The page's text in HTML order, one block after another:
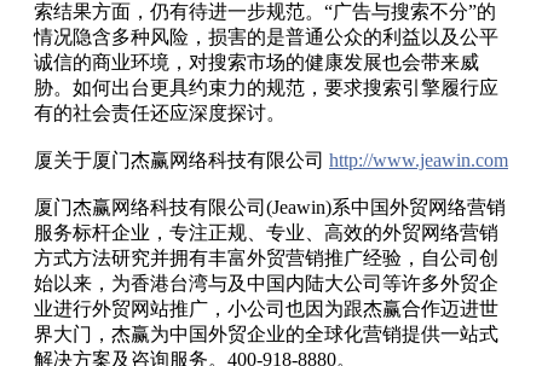
索结果方面，仍有待进一步规范。“广告与搜索不分”的
情况隐含多种风险，损害的是普通公众的利益以及公平
诚信的商业环境，对搜索市场的健康发展也会带来威
胁。如何出台更具约束力的规范，要求搜索引擎履行应
有的社会责任还应深度探讨。
厦关于厦门杰赢网络科技有限公司 http://www.jeawin.com
厦门杰赢网络科技有限公司(Jeawin)系中国外贸网络营销
服务标杆企业，专注正规、专业、高效的外贸网络营销
方式方法研究并拥有丰富外贸营销推广经验，自公司创
始以来，为香港台湾与及中国内陆大公司等许多外贸企
业进行外贸网站推广，小公司也因为跟杰赢合作迈进世
界大门，杰赢为中国外贸企业的全球化营销提供一站式
解决方案及咨询服务。400-918-8880。